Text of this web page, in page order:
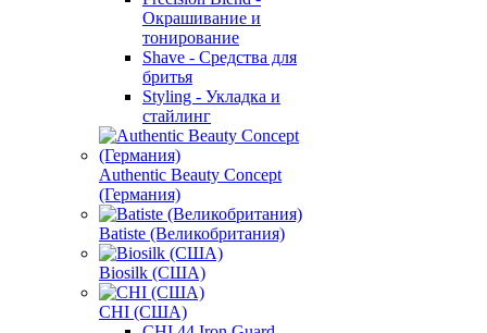
Окрашивание и
тонирование
Shave - Средства для
бритья
Styling - Укладка и
стайлинг
Authentic Beauty Concept
(Германия)
Batiste (Великобритания)
Biosilk (США)
CHI (США)